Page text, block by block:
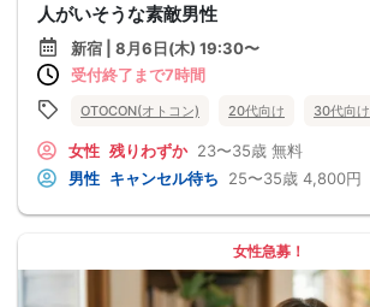
人がいそうな素敵男性
新宿 | 8月6日(木) 19:30〜
受付終了まで7時間
OTOCON(オトコン) 20代向け 30代向け
女性 残りわずか 23〜35歳 無料
男性 キャンセル待ち 25〜35歳 4,800円
女性急募！